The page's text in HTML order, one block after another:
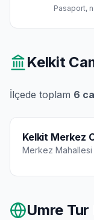
Pasaport,
Kelkit
İlçede toplam 6
Kelkit Merkez
Merkez Mahallesi
Umre Tur